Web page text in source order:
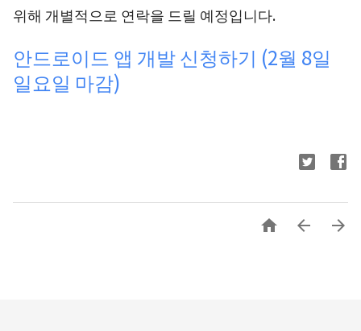
위해 개별적으로 연락을 드릴 예정입니다.
안드로이드 앱 개발 신청하기 (2월 8일
일요일 마감)
  